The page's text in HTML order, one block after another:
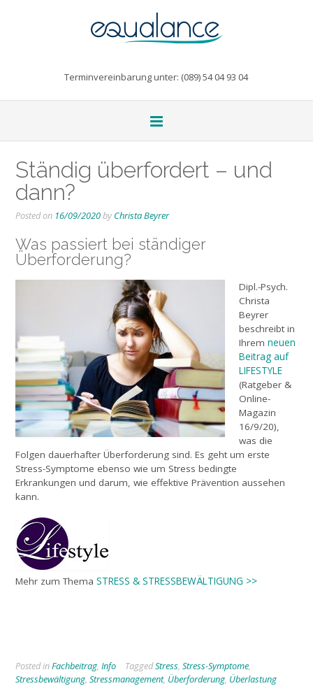
Terminvereinbarung unter: (089) 54 04 93 04
Ständig überfordert – und
dann?
Posted on 16/09/2020by Christa Beyrer
Was passiert bei ständiger
Überforderung?
Dipl.-Psych.
Christa
Beyrer
beschreibt in
Ihrem neuen
Beitrag auf
LIFESTYLE
(Ratgeber &
Online-
Magazin
16/9/20),
was die
Folgen dauerhafter Überforderung sind. Es geht um erste
Stress-Symptome ebenso wie um Stress bedingte
Erkrankungen und darum, wie effektive Prävention aussehen
kann.
Mehr zum Thema STRESS & STRESSBEWÄLTIGUNG >>
Posted inFachbeitrag, Info TaggedStress, Stress-Symptome,
Stressbewältigung, Stressmanagement, Überforderung, Überlastung